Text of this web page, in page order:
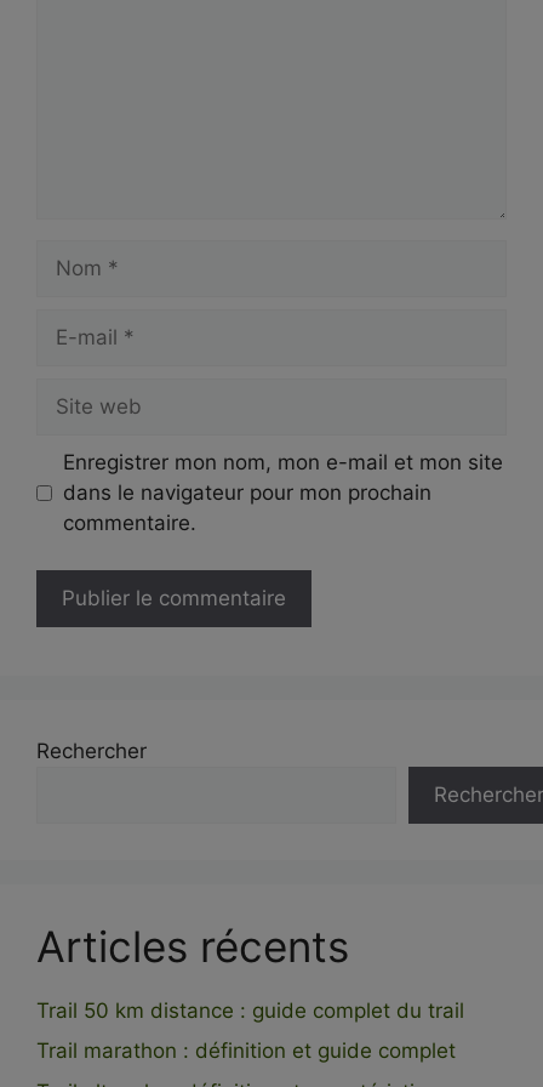
Nom
Site
Enregistrer mon nom, mon e-mail et mon site
dans le navigateur pour mon prochain
commentaire.
Rechercher
Rechercher
Articles récents
Trail 50 km distance : guide complet du trail
Trail marathon : définition et guide complet